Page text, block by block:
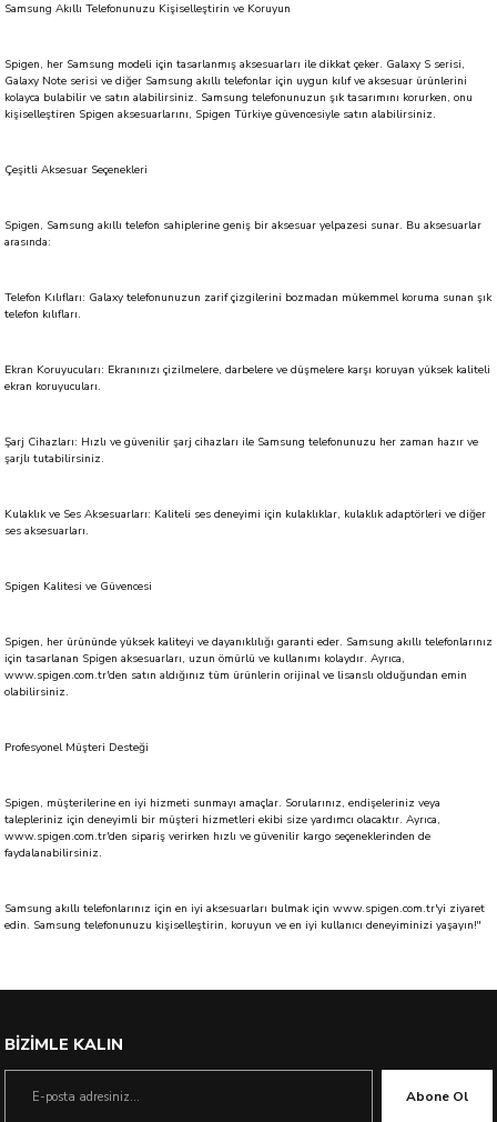
Samsung Akıllı Telefonunuzu Kişiselleştirin ve Koruyun
Spigen, her Samsung modeli için tasarlanmış aksesuarları ile dikkat çeker. Galaxy S serisi,
Galaxy Note serisi ve diğer Samsung akıllı telefonlar için uygun kılıf ve aksesuar ürünlerini
kolayca bulabilir ve satın alabilirsiniz. Samsung telefonunuzun şık tasarımını korurken, onu
kişiselleştiren Spigen aksesuarlarını, Spigen Türkiye güvencesiyle satın alabilirsiniz.
Çeşitli Aksesuar Seçenekleri
Spigen, Samsung akıllı telefon sahiplerine geniş bir aksesuar yelpazesi sunar. Bu aksesuarlar
arasında:
Telefon Kılıfları: Galaxy telefonunuzun zarif çizgilerini bozmadan mükemmel koruma sunan şık
telefon kılıfları.
Ekran Koruyucuları: Ekranınızı çizilmelere, darbelere ve düşmelere karşı koruyan yüksek kaliteli
ekran koruyucuları.
Şarj Cihazları: Hızlı ve güvenilir şarj cihazları ile Samsung telefonunuzu her zaman hazır ve
şarjlı tutabilirsiniz.
Kulaklık ve Ses Aksesuarları: Kaliteli ses deneyimi için kulaklıklar, kulaklık adaptörleri ve diğer
ses aksesuarları.
Spigen Kalitesi ve Güvencesi
Spigen, her ürününde yüksek kaliteyi ve dayanıklılığı garanti eder. Samsung akıllı telefonlarınız
için tasarlanan Spigen aksesuarları, uzun ömürlü ve kullanımı kolaydır. Ayrıca,
www.spigen.com.tr'den satın aldığınız tüm ürünlerin orijinal ve lisanslı olduğundan emin
olabilirsiniz.
Profesyonel Müşteri Desteği
Spigen, müşterilerine en iyi hizmeti sunmayı amaçlar. Sorularınız, endişeleriniz veya
talepleriniz için deneyimli bir müşteri hizmetleri ekibi size yardımcı olacaktır. Ayrıca,
www.spigen.com.tr'den sipariş verirken hızlı ve güvenilir kargo seçeneklerinden de
faydalanabilirsiniz.
Samsung akıllı telefonlarınız için en iyi aksesuarları bulmak için www.spigen.com.tr'yi ziyaret
edin. Samsung telefonunuzu kişiselleştirin, koruyun ve en iyi kullanıcı deneyiminizi yaşayın!"
BİZİMLE KALIN
Abone Ol